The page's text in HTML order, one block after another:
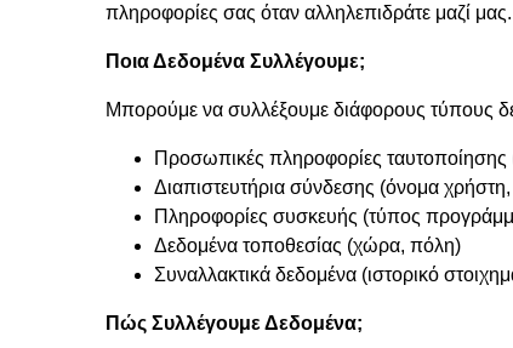
πληροφορίες σας όταν αλληλεπιδράτε μαζί μας.
Ποια Δεδομένα Συλλέγουμε;
Μπορούμε να συλλέξουμε διάφορους τύπους
Προσωπικές πληροφορίες
Διαπιστευτήρια σύνδεσης (όνομα
Πληροφορίες συσκευής (τύπος
Δεδομένα τοποθεσίας (χώρα, πόλη)
Συναλλακτικά δεδομένα (ιστορικό
Πώς Συλλέγουμε Δεδομένα;